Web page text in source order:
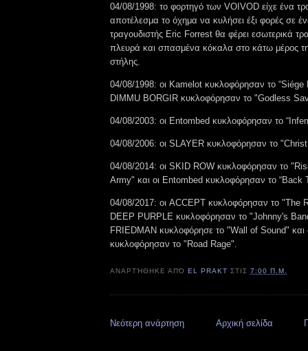
04/08/1998: το φορτηγό των VOIVOD είχε ένα
αποτέλεσμα το όχημα να κυλήσει έξι φορές σε
τραγουδιστής Eric Forrest θα φέρει εσωτερικά
πλευρά και σπασμένα κόκαλα στο κάτω μέρος
στήλης.
04/08/1998: οι Kamelot κυκλοφόρησαν το “Siége
DIMMU BORGIR κυκλοφόρησαν το "Godless
04/08/2003: οι Entombed κυκλοφόρησαν το
04/08/2006: οι SLAYER κυκλοφόρησαν το
04/08/2014: οι SKID ROW κυκλοφόρησαν το
Army" και οι Entombed κυκλοφόρησαν το “Back
04/08/2017: οι ACCEPT κυκλοφόρησαν το "The
DEEP PURPLE κυκλοφόρησαν το "Johnny's
FRIEDMAN κυκλοφόρησε το "Wall of Sound" και
κυκλοφόρησαν το "Road Rage".
ΑΝΑΡΤΉΘΗΚΕ ΑΠΌEL PRAKT ΣΤΙΣ7:00 Π.Μ.
Νεότερη ανάρτηση Αρχική σελίδα